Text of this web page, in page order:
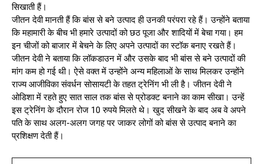
सिखाती हैं।
जीतन देवी मानती हैं कि बांस से बने उत्पाद ही उनकी परंपरा रहे हैं। उन्होंने बताया
कि महामारी के बीच भी हमारे उत्पादों को छठ पूजा और शादियों में बेचा गया। हम
इन चीजों को बाजार में बेचने के लिए अपने उत्पादों का स्टॉक बनाए रखते हैं।
जीतन देवी ने बताया कि लॉकडाउन में और उसके बाद भी बांस से बने उत्पादों की
मांग कम हो गई थी। ऐसे वक्त में उन्होंने अन्य महिलाओं के साथ मिलकर उन्होंने
राज्य आजीविका संवर्धन सोसायटी के तहत ट्रेनिंग भी ली है। जीतन देवी ने
ओडिशा में रहते हुए सात साल तक बांस से प्रोडक्ट बनाने का काम सीखा। उन्हें
इस ट्रेनिंग के दौरान रोज 10 रुपये मिलते थे। खुद सीखने के बाद अब वे अपने
पति के साथ अलग-अलग जगह पर जाकर लोगों को बांस से उत्पाद बनाने का
प्रशिक्षण देती हैं।